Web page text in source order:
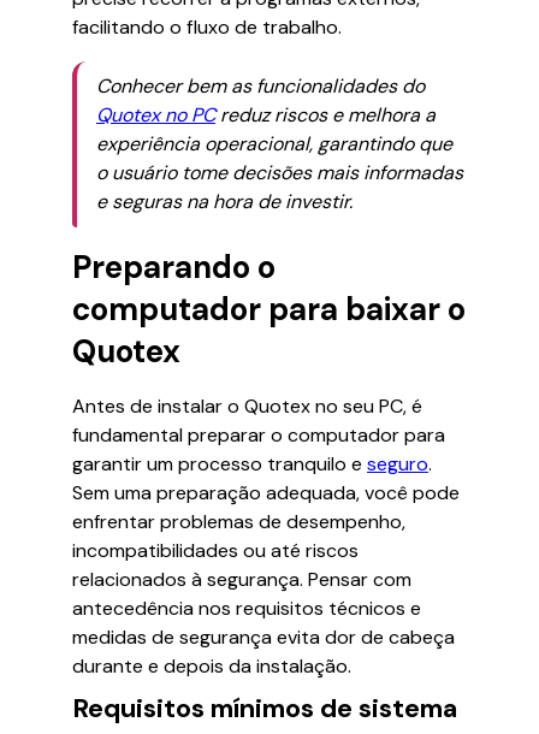
facilitando o fluxo de trabalho.
Conhecer bem as funcionalidades do
Quotex no PCreduz riscos e melhora a
experiência operacional, garantindo que
o usuário tome decisões mais informadas
e seguras na hora de investir.
Preparando o
computador para baixar o
Quotex
Antes de instalar o Quotex no seu PC, é
fundamental preparar o computador para
garantir um processo tranquilo e seguro.
Sem uma preparação adequada, você pode
enfrentar problemas de desempenho,
incompatibilidades ou até riscos
relacionados à segurança. Pensar com
antecedência nos requisitos técnicos e
medidas de segurança evita dor de cabeça
durante e depois da instalação.
Requisitos mínimos de sistema